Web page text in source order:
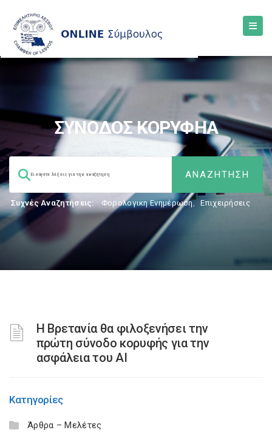
ΣΥΝΟΔΟΣ ΚΟΡΥΦΗΑ
Συχνές Αναζητήσεις: Φορολογικη Ενημέρωση, Επιχειρήσεις
Η Βρετανία θα φιλοξενήσει την
πρώτη σύνοδο κορυφής για την
ασφάλεια του ΑΙ
Κατηγορίες
Άρθρα – Μελέτες